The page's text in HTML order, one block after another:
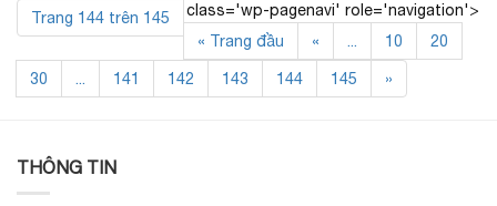
class='wp-pagenavi' role='navigation'>
Trang 144 trên 145
« Trang đầu
« ... 10 20
30 ... 141 142 143 144 145 »
THÔNG TIN